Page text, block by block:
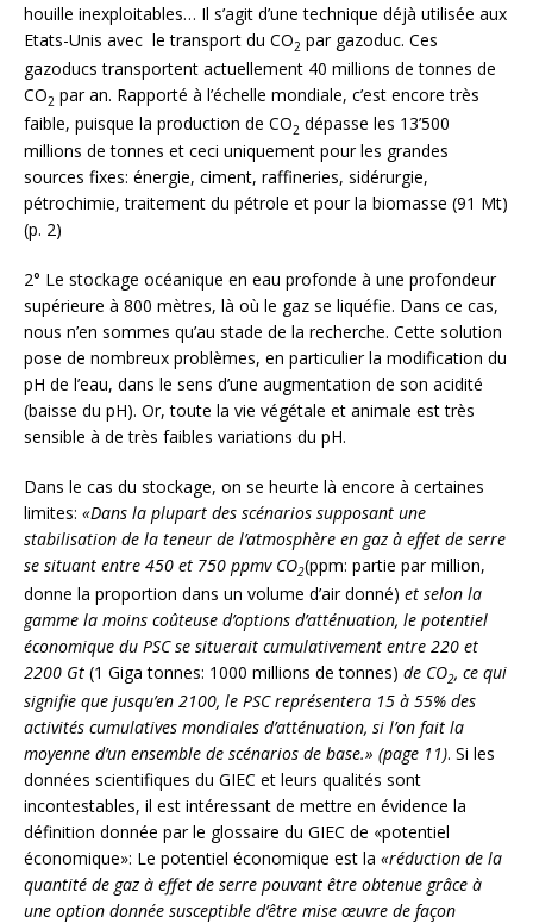
houille inexploitables… Il s’agit d’une technique déjà utilisée aux
Etats-Unis avec le transport du CO2 par gazoduc. Ces
gazoducs transportent actuellement 40 millions de tonnes de
CO2 par an. Rapporté à l’échelle mondiale, c’est encore très
faible, puisque la production de CO2 dépasse les 13’500
millions de tonnes et ceci uniquement pour les grandes
sources fixes: énergie, ciment, raffineries, sidérurgie,
pétrochimie, traitement du pétrole et pour la biomasse (91 Mt)
(p. 2)
2° Le stockage océanique en eau profonde à une profondeur
supérieure à 800 mètres, là où le gaz se liquéfie. Dans ce cas,
nous n’en sommes qu’au stade de la recherche. Cette solution
pose de nombreux problèmes, en particulier la modification du
pH de l’eau, dans le sens d’une augmentation de son acidité
(baisse du pH). Or, toute la vie végétale et animale est très
sensible à de très faibles variations du pH.
Dans le cas du stockage, on se heurte là encore à certaines
limites: «Dans la plupart des scénarios supposant une
stabilisation de la teneur de l’atmosphère en gaz à effet de serre
se situant entre 450 et 750 ppmv CO2(ppm: partie par million,
donne la proportion dans un volume d’air donné) et selon la
gamme la moins coûteuse d’options d’atténuation, le potentiel
économique du PSC se situerait cumulativement entre 220 et
2200 Gt (1 Giga tonnes: 1000 millions de tonnes) de CO2, ce qui
signifie que jusqu’en 2100, le PSC représentera 15 à 55% des
activités cumulatives mondiales d’atténuation, si l’on fait la
moyenne d’un ensemble de scénarios de base.» (page 11). Si les
données scientifiques du GIEC et leurs qualités sont
incontestables, il est intéressant de mettre en évidence la
définition donnée par le glossaire du GIEC de «potentiel
économique»: Le potentiel économique est la «réduction de la
quantité de gaz à effet de serre pouvant être obtenue grâce à
une option donnée susceptible d’être mise œuvre de façon